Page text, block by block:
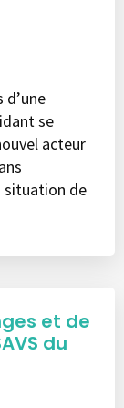
d’une
se
acteur
situation de
et de
du